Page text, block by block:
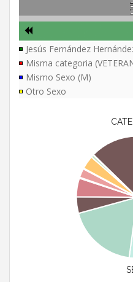
Jesús Fernández
Misma categoria
Mismo Sexo (M)
Otro Sexo